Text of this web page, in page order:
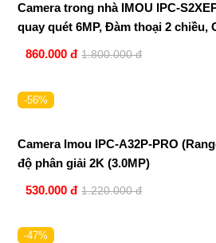
Camera trong nhà IMOU IPC-
quay quét 6MP, Đàm thoại 2 chiều,
860.000 đ 1.800.000 đ
-56%
Camera Imou IPC-A32P-PRO
độ phân giải 2K (3.0MP)
530.000 đ 1.220.000 đ
-47%